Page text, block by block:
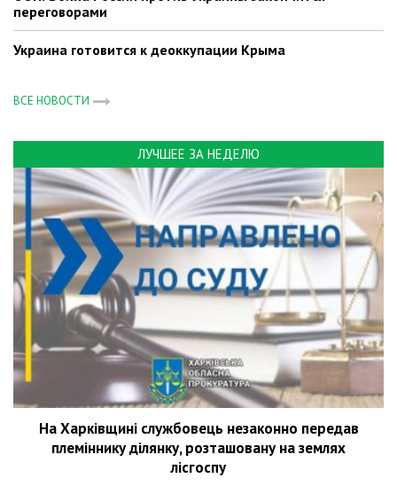
переговорами
Украина готовится к деоккупации Крыма
ВСЕ НОВОСТИ
ЛУЧШЕЕ ЗА НЕДЕЛЮ
На Харківщині службовець незаконно передав
племіннику ділянку, розташовану на землях
лісгоспу